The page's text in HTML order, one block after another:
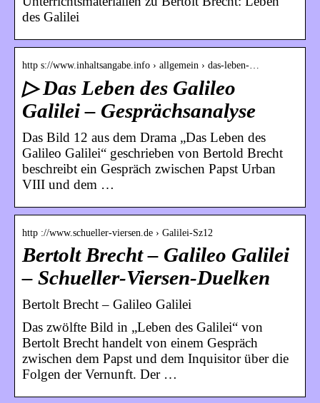
des Galilei
http s://www.inhaltsangabe.info › allgemein › das-leben-…
▷ Das Leben des Galileo
Galilei – Gesprächsanalyse
Das Bild 12 aus dem Drama „Das Leben des
Galileo Galilei“ geschrieben von Bertold Brecht
beschreibt ein Gespräch zwischen Papst Urban
VIII und dem …
http ://www.schueller-viersen.de › Galilei-Sz12
Bertolt Brecht – Galileo Galilei
– Schueller-Viersen-Duelken
Bertolt Brecht – Galileo Galilei
Das zwölfte Bild in „Leben des Galilei“ von
Bertolt Brecht handelt von einem Gespräch
zwischen dem Papst und dem Inquisitor über die
Folgen der Vernunft. Der …